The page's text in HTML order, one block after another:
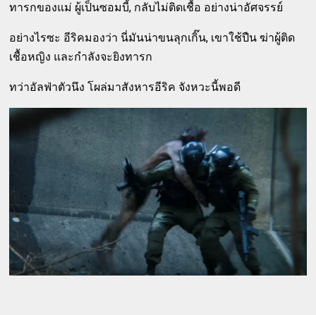
ทารกของแม่ ผู้เป็นซอมบี้, กลับไม่ติดเชื้อ อย่างน่าอัศจรรย์
อย่างไรซะ อีริคมองว่า นี่มันน่าขนลุกเกิ๊น, เขาใช้ปืน ฆ่าผู้ติด
เชื้อหญิง และกำลังจะยิงทารก
ทว่าอัลฟ่าตัวนึง โผล่มาสังหารอีริค จังหวะนี้พอดี